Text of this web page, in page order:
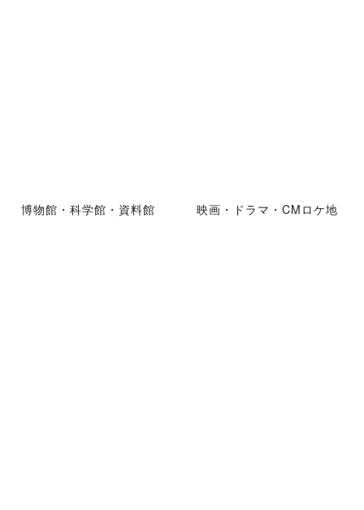
博物館・科学館・資料館 映画・ドラマ・CMロケ地